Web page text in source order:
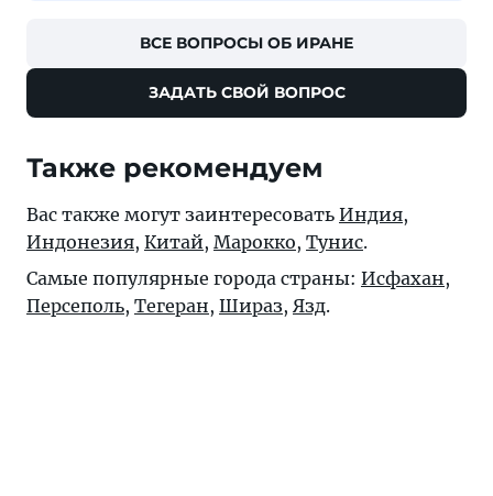
ВСЕ ВОПРОСЫ ОБ ИРАНЕ
ЗАДАТЬ СВОЙ ВОПРОС
Также рекомендуем
Вас также могут заинтересовать Индия,
Индонезия, Китай, Марокко, Тунис.
Самые популярные города страны: Исфахан,
Персеполь, Тегеран, Шираз, Язд.